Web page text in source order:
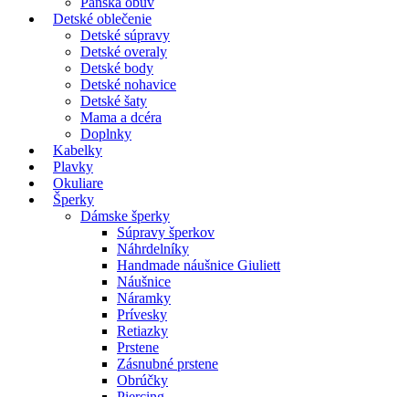
Detské oblečenie
Detské súpravy
Detské overaly
Detské body
Detské nohavice
Detské šaty
Mama a dcéra
Doplnky
Kabelky
Plavky
Okuliare
Šperky
Dámske šperky
Súpravy šperkov
Náhrdelníky
Handmade náušnice Giuliett
Náušnice
Náramky
Prívesky
Retiazky
Prstene
Zásnubné prstene
Obrúčky